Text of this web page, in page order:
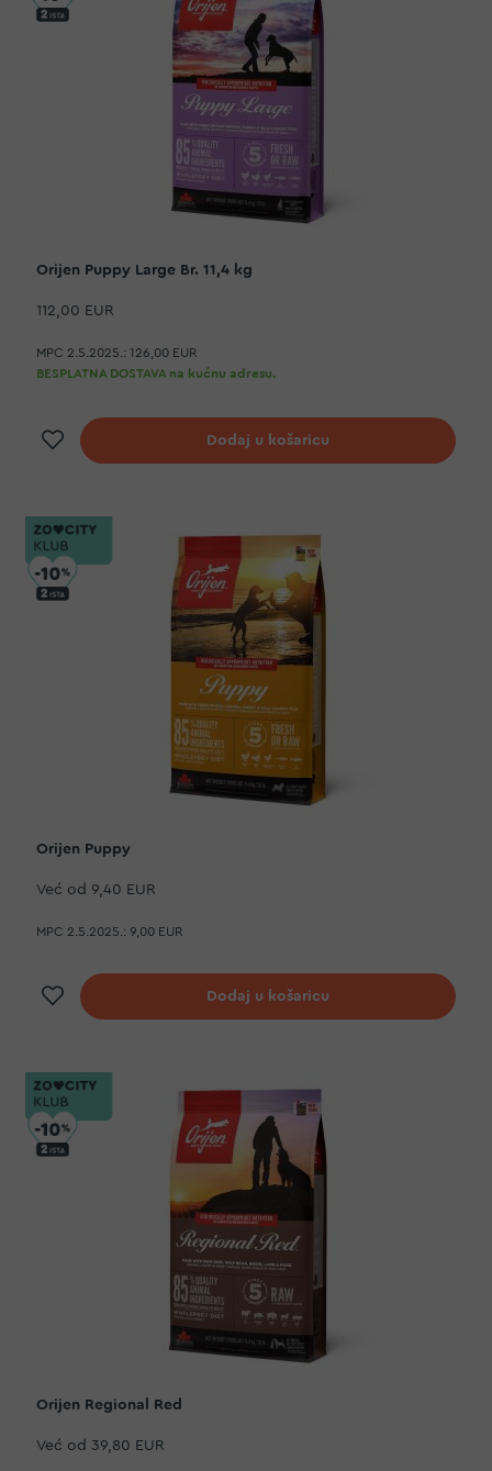
Orijen Puppy Large Br. 11,4 kg
112,00 EUR
MPC 2.5.2025.: 126,00 EUR
BESPLATNA DOSTAVA na kućnu adresu.
Dodaj na listu želja
Dodaj u košaricu
Orijen Puppy
Već od 9,40 EUR
MPC 2.5.2025.: 9,00 EUR
Dodaj na listu želja
Dodaj u košaricu
Orijen Regional Red
Već od 39,80 EUR